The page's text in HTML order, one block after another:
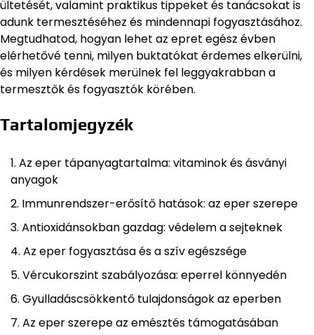
ültetését, valamint praktikus tippeket és tanácsokat is
adunk termesztéséhez és mindennapi fogyasztásához.
Megtudhatod, hogyan lehet az epret egész évben
elérhetővé tenni, milyen buktatókat érdemes elkerülni,
és milyen kérdések merülnek fel leggyakrabban a
termesztők és fogyasztók körében.
Tartalomjegyzék
Az eper tápanyagtartalma: vitaminok és ásványi
anyagok
Immunrendszer-erősítő hatások: az eper szerepe
Antioxidánsokban gazdag: védelem a sejteknek
Az eper fogyasztása és a szív egészsége
Vércukorszint szabályozása: eperrel könnyedén
Gyulladáscsökkentő tulajdonságok az eperben
Az eper szerepe az emésztés támogatásában